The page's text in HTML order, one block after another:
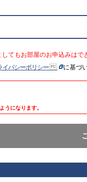
てもお部屋のお申込みはで
イバシーポリシー に基づ
うになります。